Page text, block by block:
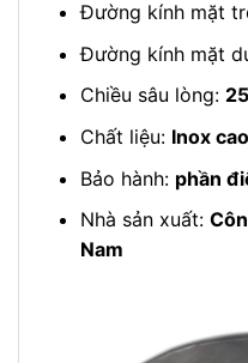
Đường kính mặt
Đường kính mặt
Chiều sâu lòng:
Chất liệu: Inox
Bảo hành: phần
Nhà sản xuất:
Nam